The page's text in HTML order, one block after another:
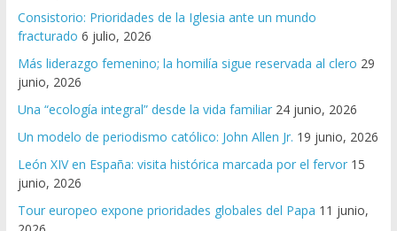
Consistorio: Prioridades de la Iglesia ante un mundo
fracturado 6 julio, 2026
Más liderazgo femenino; la homilía sigue reservada al clero 29
junio, 2026
Una “ecología integral” desde la vida familiar 24 junio, 2026
Un modelo de periodismo católico: John Allen Jr. 19 junio, 2026
León XIV en España: visita histórica marcada por el fervor 15
junio, 2026
Tour europeo expone prioridades globales del Papa 11 junio,